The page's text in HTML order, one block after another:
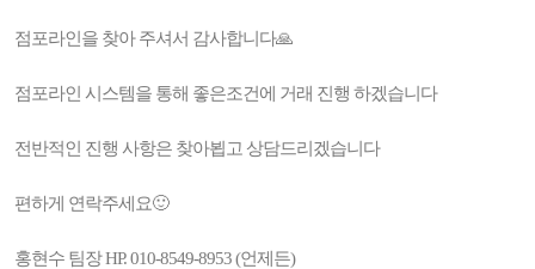
점포라인을 찾아 주셔서 감사합니다🙏
점포라인 시스템을 통해 좋은조건에 거래 진행 하겠습니다
전반적인 진행 사항은 찾아뵙고 상담드리겠습니다
편하게 연락주세요🙂
홍현수 팀장 HP. 010-8549-8953 (언제든)